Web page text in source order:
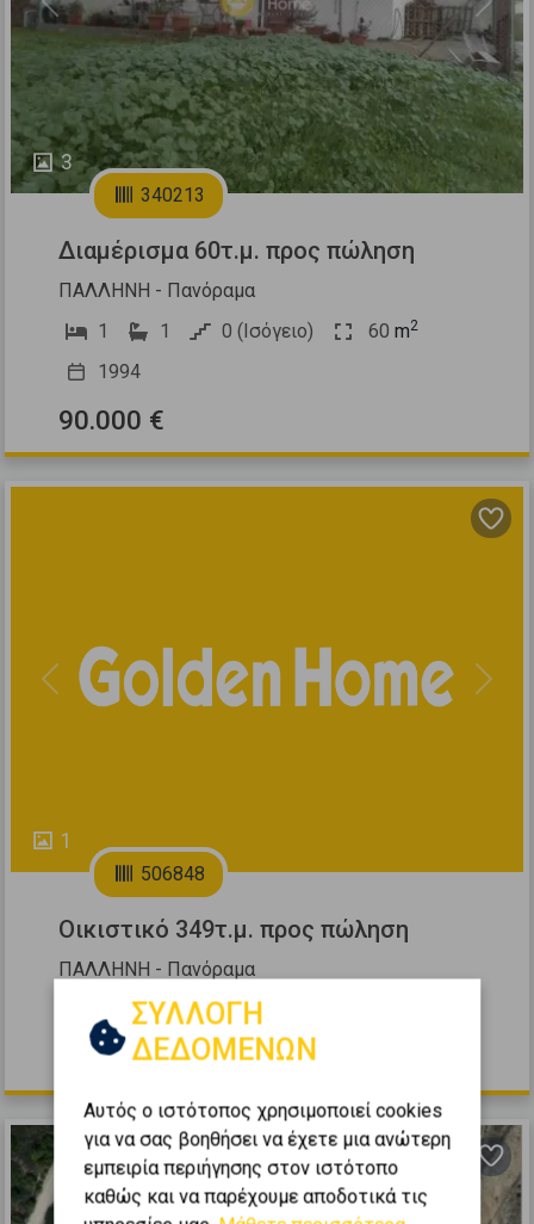
3
Previous Next
340213
Διαμέρισμα 60τ.μ. προς πώληση
ΠΑΛΛΗΝΗ - Πανόραμα
1
1 0 (Ισόγειο) 60 m2
1994
90.000 €
1
Previous Next
506848
Οικιστικό 349τ.μ. προς πώληση
ΠΑΛΛΗΝΗ - Πανόραμα
349m2
135.000 €
ΣΥΛΛΟΓΗ
ΔΕΔΟΜΕΝΩΝ
Αυτός ο ιστότοπος χρησιμοποιεί cookies
για να σας βοηθήσει να έχετε μια ανώτερη
εμπειρία περιήγησης στον ιστότοπο
καθώς και να παρέχουμε αποδοτικά τις